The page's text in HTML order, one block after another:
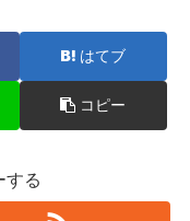
はてブ
コピー
する